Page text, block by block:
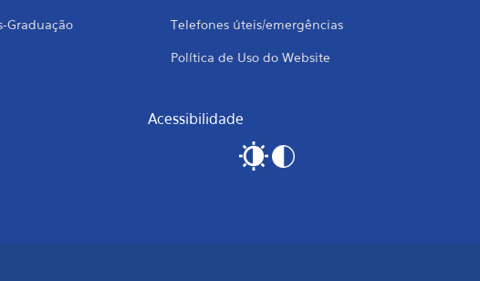
Graduação Telefones úteis/emergências
Política de Uso do Website
Acessibilidade